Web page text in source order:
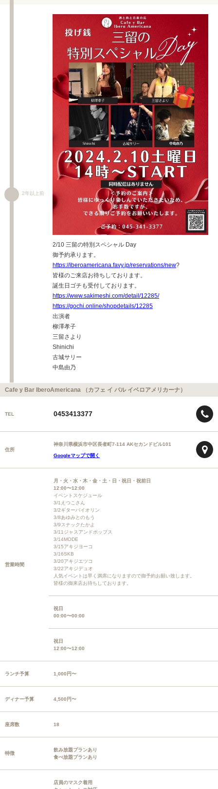
2年以上前
2/10 三留の特別スペシャル Day
御予約承ります。
https://iberoamericana.favy.jp/reservations/new?
皆様のご来店お待ちしております。
誕生日ゴチも受付しております。
https://www.sakimeshi.com/detail/12285/
https://gochi.online/shopdetails/12285
出演者
柳澤孝子
三留さより
Shinichi
古城サリー
中島由乃
Cafe y Bar IberoAmericana （カフェ イ バル イベロアメリカーナ）
TEL 0453413377
住所
神奈川県横浜市中区長者町7-114 AKセカンドビル101
Googleマップで開く
営業時間
月・火・水・木・金・土・日・祝日・祝前日
12:00〜12:00
イベントスケジュール
3/1えつこさん
3/2ギターバイオリン
3/8あゆみとのもう
3/9スナックたかよ
3/11ジャスアンドポップス
3/14MODE
3/15アキジヨーコ
3/16SKB
3/20アキジエツコ
3/22アキジデュオ
人気イベントは早く満席になりますので御予約お願い致します。
皆様の御来店お待ちしております。
祝日
00:00〜00:00
祝日
12:00〜12:00
ランチ予算 1,000円〜
ディナー予算 4,500円〜
座席数 18
特徴
飲み放題プランあり
食べ放題プランあり
店員のマスク着用